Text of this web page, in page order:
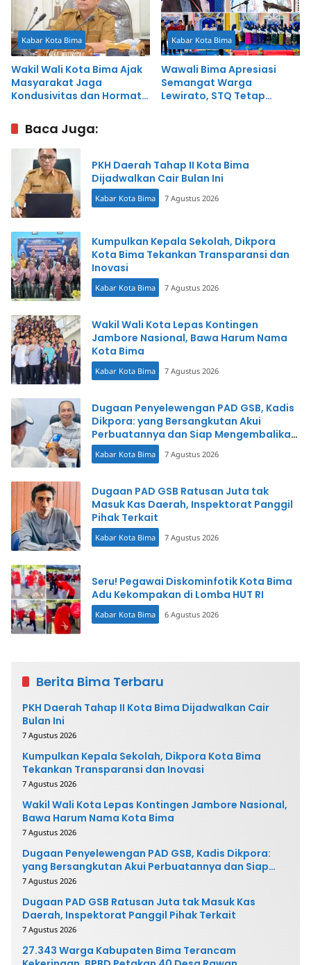
Kabar Kota Bima
Wakil Wali Kota Bima Ajak
Masyarakat Jaga
Kondusivitas dan Hormati
Kabar Kota Bima
Wawali Bima Apresiasi
Semangat Warga
Lewirato, STQ Tetap
Baca Juga:
PKH Daerah Tahap II Kota Bima
Dijadwalkan Cair Bulan Ini
Kabar Kota Bima 7 Agustus 2026
Kumpulkan Kepala Sekolah, Dikpora
Kota Bima Tekankan Transparansi dan
Inovasi
Kabar Kota Bima 7 Agustus 2026
Wakil Wali Kota Lepas Kontingen
Jambore Nasional, Bawa Harum Nama
Kota Bima
Kabar Kota Bima 7 Agustus 2026
Dugaan Penyelewengan PAD GSB, Kadis
Dikpora: yang Bersangkutan Akui
Perbuatannya dan Siap Mengembalikan
Uang
Kabar Kota Bima 7 Agustus 2026
Dugaan PAD GSB Ratusan Juta tak
Masuk Kas Daerah, Inspektorat Panggil
Pihak Terkait
Kabar Kota Bima 7 Agustus 2026
Seru! Pegawai Diskominfotik Kota Bima
Adu Kekompakan di Lomba HUT RI
Kabar Kota Bima 6 Agustus 2026
Berita Bima Terbaru
PKH Daerah Tahap II Kota Bima Dijadwalkan Cair
Bulan Ini
7 Agustus 2026
Kumpulkan Kepala Sekolah, Dikpora Kota Bima
Tekankan Transparansi dan Inovasi
7 Agustus 2026
Wakil Wali Kota Lepas Kontingen Jambore Nasional,
Bawa Harum Nama Kota Bima
7 Agustus 2026
Dugaan Penyelewengan PAD GSB, Kadis Dikpora:
yang Bersangkutan Akui Perbuatannya dan Siap
Mengembalikan Uang
7 Agustus 2026
Dugaan PAD GSB Ratusan Juta tak Masuk Kas
Daerah, Inspektorat Panggil Pihak Terkait
7 Agustus 2026
27.343 Warga Kabupaten Bima Terancam